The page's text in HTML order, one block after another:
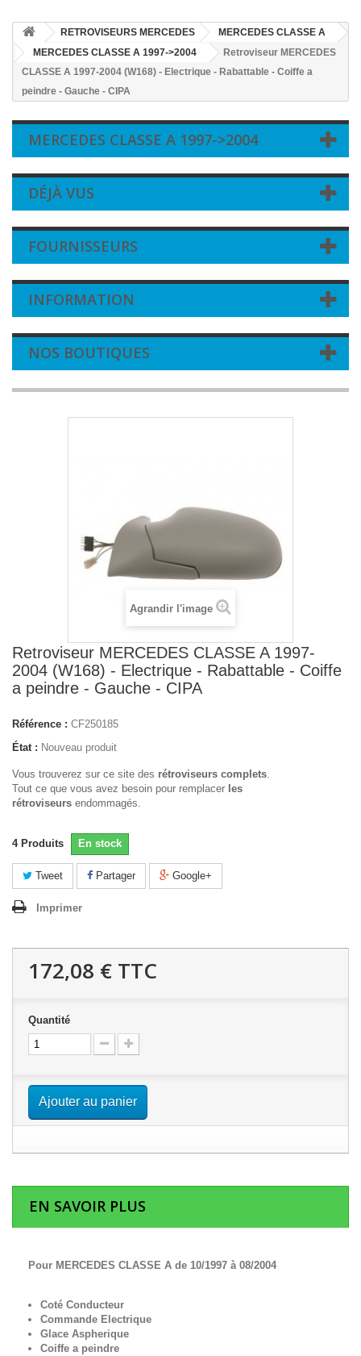
RETROVISEURS MERCEDES
MERCEDES CLASSE A
MERCEDES CLASSE A 1997->2004
Retroviseur MERCEDES
CLASSE A 1997-2004 (W168) - Electrique - Rabattable - Coiffe a
peindre - Gauche - CIPA
MERCEDES CLASSE A 1997->2004
DÉJÀ VUS
FOURNISSEURS
INFORMATION
NOS BOUTIQUES
Agrandir l'image
Retroviseur MERCEDES CLASSE A 1997-
2004 (W168) - Electrique - Rabattable - Coiffe
a peindre - Gauche - CIPA
Référence : CF250185
État : Nouveau produit
Vous trouverez sur ce site des rétroviseurs complets.
Tout ce que vous avez besoin pour remplacer les
rétroviseurs endommagés.
4 Produits En stock
Tweet Partager Google+
Imprimer
172,08 € TTC
Quantité
Ajouter au panier
EN SAVOIR PLUS
Pour MERCEDES CLASSE A de 10/1997 à 08/2004
Coté Conducteur
Commande Electrique
Glace Aspherique
Coiffe a peindre